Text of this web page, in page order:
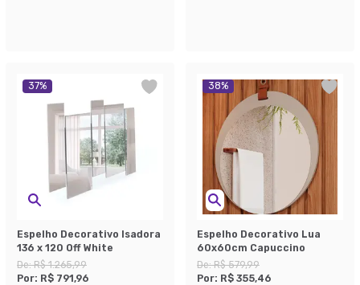
37%
Espelho Decorativo Isadora
136 x 120 Off White
De:R$ 1.265,99
Por: R$ 791,96
38%
Espelho Decorativo Lua
60x60cm Capuccino
De:R$ 579,99
Por: R$ 355,46